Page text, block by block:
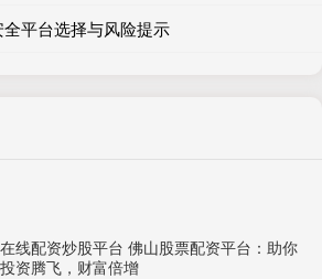
平台选择与风险提示
在线配资炒股平台 佛山股票配资平台：助你
投资腾飞，财富倍增